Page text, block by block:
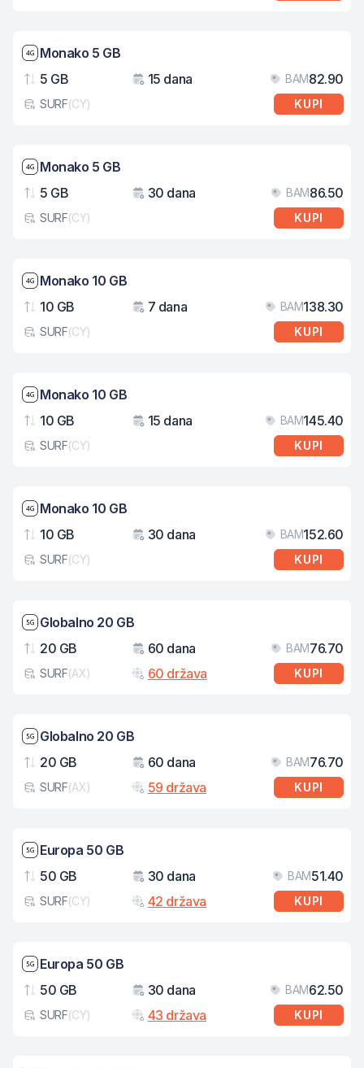
Brzina mreže: 4G
Monako 5 GB
Podaci
5 GB
Važenje
15 dana BAM82.90
Tip eSIM kartice
SURF(CY) KUPI
Brzina mreže: 4G
Monako 5 GB
Podaci
5 GB
Važenje
30 dana BAM86.50
Tip eSIM kartice
SURF(CY) KUPI
Brzina mreže: 4G
Monako 10 GB
Podaci
10 GB
Važenje
7 dana BAM138.30
Tip eSIM kartice
SURF(CY) KUPI
Brzina mreže: 4G
Monako 10 GB
Podaci
10 GB
Važenje
15 dana BAM145.40
Tip eSIM kartice
SURF(CY) KUPI
Brzina mreže: 4G
Monako 10 GB
Podaci
10 GB
Važenje
30 dana BAM152.60
Tip eSIM kartice
SURF(CY) KUPI
Brzina mreže: 5G
Globalno 20 GB
Podaci
20 GB
Važenje
60 dana BAM76.70
Tip eSIM kartice
SURF(AX) 60 država KUPI
Brzina mreže: 5G
Globalno 20 GB
Podaci
20 GB
Važenje
60 dana BAM76.70
Tip eSIM kartice
SURF(AX) 59 država KUPI
Brzina mreže: 5G
Europa 50 GB
Podaci
50 GB
Važenje
30 dana BAM51.40
Tip eSIM kartice
SURF(CY) 42 država KUPI
Brzina mreže: 5G
Europa 50 GB
Podaci
50 GB
Važenje
30 dana BAM62.50
Tip eSIM kartice
SURF(CY) 43 država KUPI